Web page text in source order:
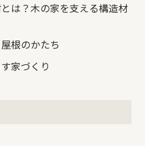
は？木の家を支える構造材
根のかたち
家づくり